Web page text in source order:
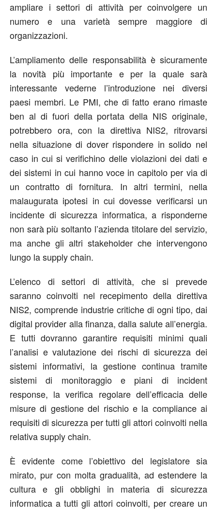
ampliare i settori di attività per coinvolgere un
numero e una varietà sempre maggiore di
organizzazioni.
L’ampliamento delle responsabilità è sicuramente
la novità più importante e per la quale sarà
interessante vederne l’introduzione nei diversi
paesi membri. Le PMI, che di fatto erano rimaste
ben al di fuori della portata della NIS originale,
potrebbero ora, con la direttiva NIS2, ritrovarsi
nella situazione di dover rispondere in solido nel
caso in cui si verifichino delle violazioni dei dati e
dei sistemi in cui hanno voce in capitolo per via di
un contratto di fornitura. In altri termini, nella
malaugurata ipotesi in cui dovesse verificarsi un
incidente di sicurezza informatica, a risponderne
non sarà più soltanto l’azienda titolare del servizio,
ma anche gli altri stakeholder che intervengono
lungo la supply chain.
L’elenco di settori di attività, che si prevede
saranno coinvolti nel recepimento della direttiva
NIS2, comprende industrie critiche di ogni tipo, dai
digital provider alla finanza, dalla salute all’energia.
E tutti dovranno garantire requisiti minimi quali
l’analisi e valutazione dei rischi di sicurezza dei
sistemi informativi, la gestione continua tramite
sistemi di monitoraggio e piani di incident
response, la verifica regolare dell’efficacia delle
misure di gestione del rischio e la compliance ai
requisiti di sicurezza per tutti gli attori coinvolti nella
relativa supply chain.
È evidente come l’obiettivo del legislatore sia
mirato, pur con molta gradualità, ad estendere la
cultura e gli obblighi in materia di sicurezza
informatica a tutti gli attori coinvolti, per creare un